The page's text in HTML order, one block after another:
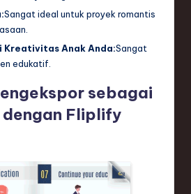
Sangat ideal untuk proyek romantis
Kreativitas Anak Anda:Sangat
edukatif.
sebagai
dengan Fliplify